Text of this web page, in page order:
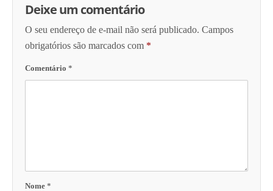
Deixe um comentário
O seu endereço de e-mail não será publicado. Campos
obrigatórios são marcados com *
Comentário *
Nome *